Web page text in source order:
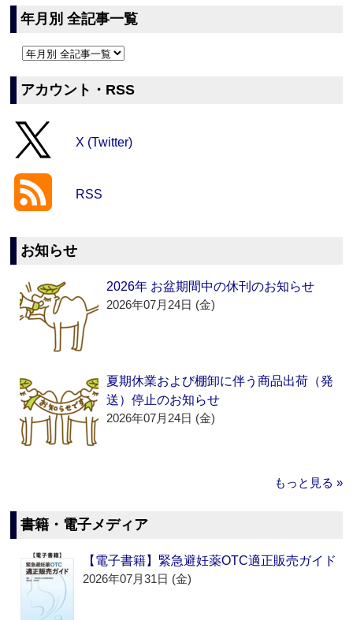
年月別 全記事一覧
アカウント・RSS
X (Twitter)
RSS
お知らせ
2026年 お盆期間中の休刊のお知らせ
2026年07月24日 (金)
夏期休業および棚卸に伴う商品出荷（発
送）停止のお知らせ
2026年07月24日 (金)
もっと見る »
書籍・電子メディア
【電子書籍】緊急避妊薬OTC適正販売ガイド
2026年07月31日 (金)